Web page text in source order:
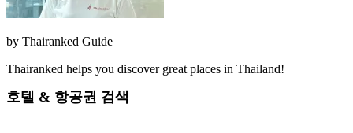
by Thairanked Guide
Thairanked helps you discover great places in Thailand!
호텔 & 항공권 검색